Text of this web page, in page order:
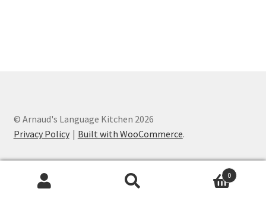
© Arnaud's Language Kitchen 2026
Privacy Policy
Built with WooCommerce.
0